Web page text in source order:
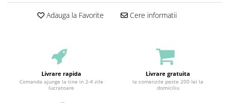
Adauga la Favorite Cere informatii
Livrare rapida
Comanda ajunge la tine in 2-4 zile
lucratoare
Livrare gratuita
la comenzile peste 200 lei la
domiciliu